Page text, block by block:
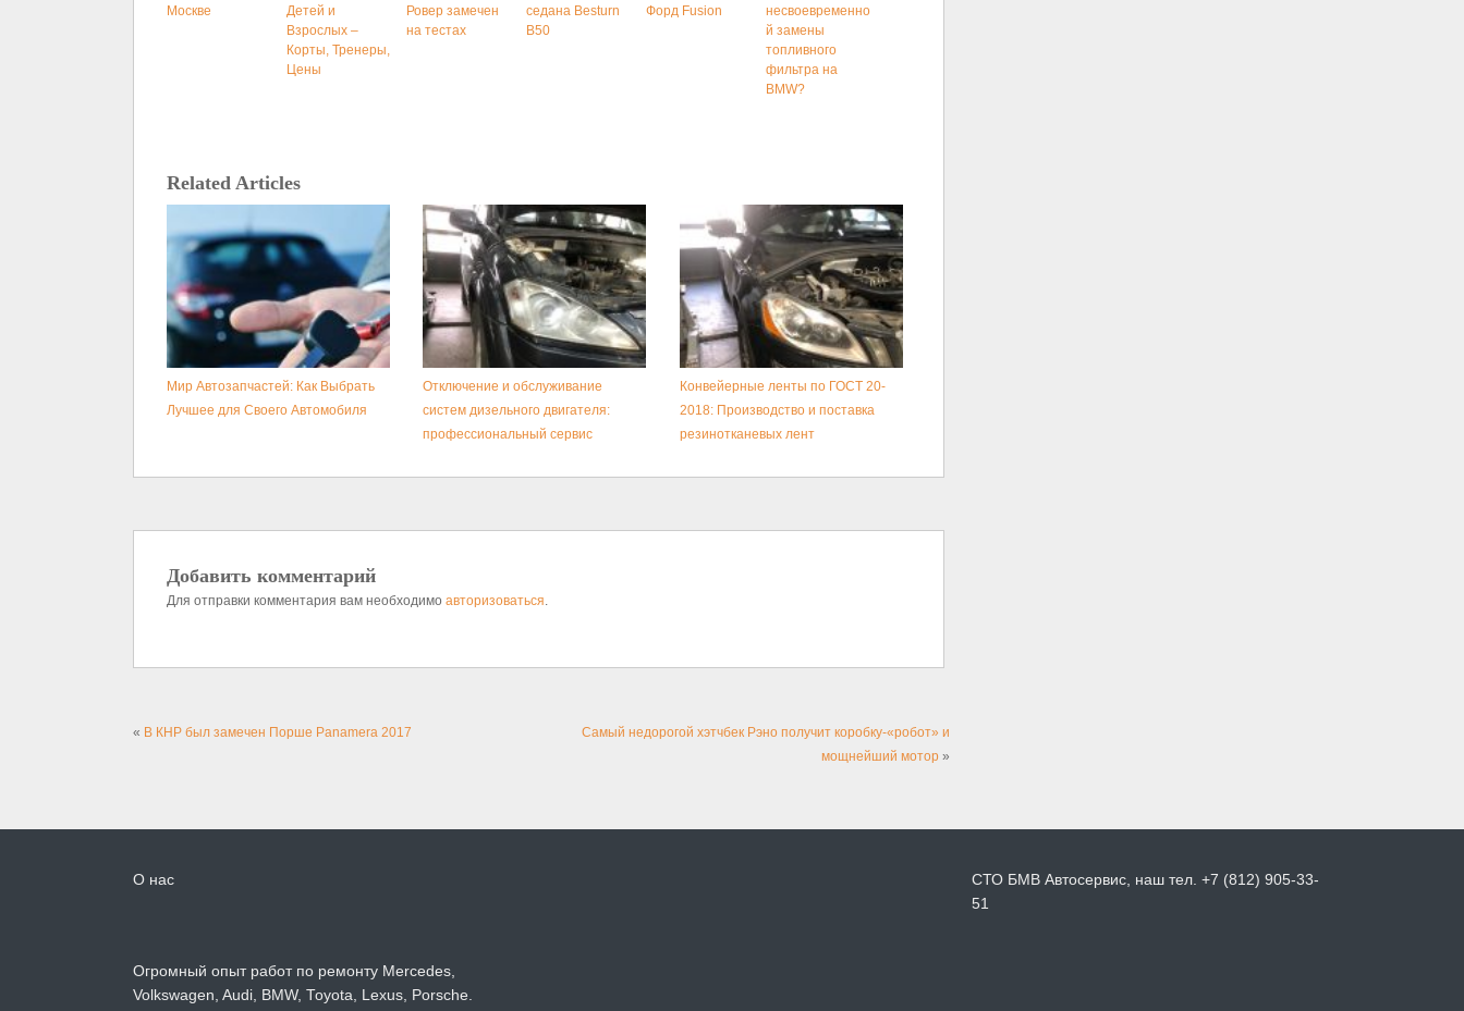
Москве
Детей и
Взрослых –
Корты, Тренеры,
Цены
Ровер замечен
на тестах
седана Besturn
B50
Форд Fusion
несвоевременно
й замены
топливного
фильтра на
BMW?
Related Articles
Мир Автозапчастей: Как Выбрать
Лучшее для Своего Автомобиля
Отключение и обслуживание
систем дизельного двигателя:
профессиональный сервис
Конвейерные ленты по ГОСТ 20-
2018: Производство и поставка
резинотканевых лент
Добавить комментарий
Для отправки комментария вам необходимо авторизоваться.
« В КНР был замечен Порше Panamera 2017
Самый недорогой хэтчбек Рэно получит коробку-«робот» и
мощнейший мотор »
О нас
Огромный опыт работ по ремонту Mercedes,
Volkswagen, Audi, BMW, Toyota, Lexus, Porsche.
СТО БМВ Автосервис, наш тел. +7 (812) 905-33-
51